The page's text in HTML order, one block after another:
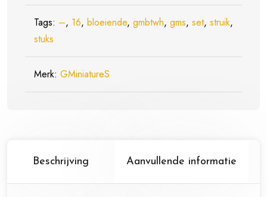
(gmbtwh)
Tags: –, 16, bloeiende, gmbtwh, gms, set, struik,
stuks
Merk: GMiniatureS
Beschrijving Aanvullende informatie